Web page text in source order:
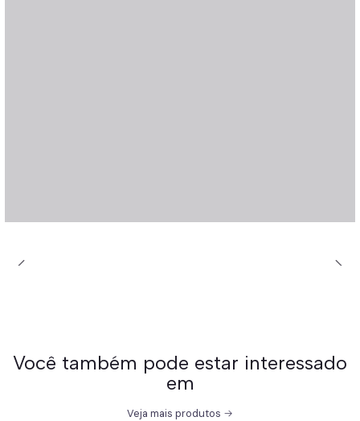
Você também pode estar interessado
em
Veja mais produtos